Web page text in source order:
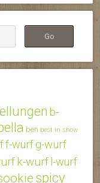
b-
ben best in show
f-wurfg-wurf
k-wurf l-wurf
spicy